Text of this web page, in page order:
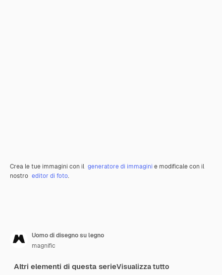
Crea le tue immagini con il generatore di immagini e modificale con il
nostro editor di foto.
Uomo di disegno su legno
magnific
Altri elementi di questa serieVisualizza tutto